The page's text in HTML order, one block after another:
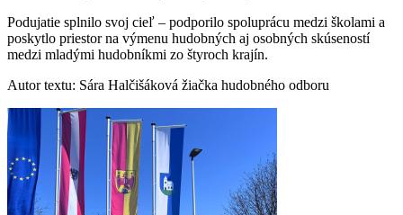
Podujatie splnilo svoj cieľ – podporilo spoluprácu medzi školami a
poskytlo priestor na výmenu hudobných aj osobných skúseností
medzi mladými hudobníkmi zo štyroch krajín.
Autor textu: Sára Halčišáková žiačka hudobného odboru